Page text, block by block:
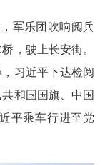
军乐团吹响阅兵
，驶上长安街。
习近平下达检阅
和国国旗、中国
平乘车行进至党